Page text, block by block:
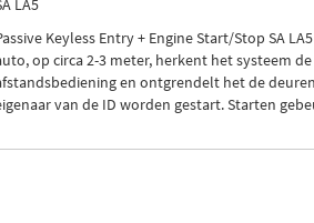
LA5
Keyless Entry + Engine Start/Stop SA
op circa 2-3 meter, herkent het systeem
en ontgrendelt het de
van de ID worden gestart. Starten